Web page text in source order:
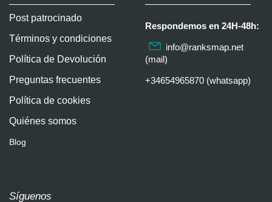
Post patrocinado
Términos y condiciones
Política de Devolución
Preguntas frecuentes
Política de cookies
Quiénes somos
Blog
Respondemos en 24H-48h:
info@ranksmap.net
(mail)
+34654965870 (whatsapp)
Síguenos